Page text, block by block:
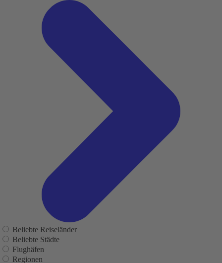
Beliebte Reiseländer
Beliebte Städte
Flughäfen
Regionen